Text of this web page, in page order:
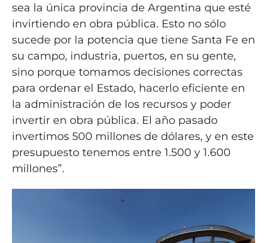
sea la única provincia de Argentina que esté
invirtiendo en obra pública. Esto no sólo
sucede por la potencia que tiene Santa Fe en
su campo, industria, puertos, en su gente,
sino porque tomamos decisiones correctas
para ordenar el Estado, hacerlo eficiente en
la administración de los recursos y poder
invertir en obra pública. El año pasado
invertimos 500 millones de dólares, y en este
presupuesto tenemos entre 1.500 y 1.600
millones”.